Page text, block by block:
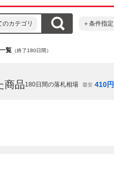
のカテゴリ ＋条件指定
覧 （終了180日間）
商品180日間の落札相場 最安 410円